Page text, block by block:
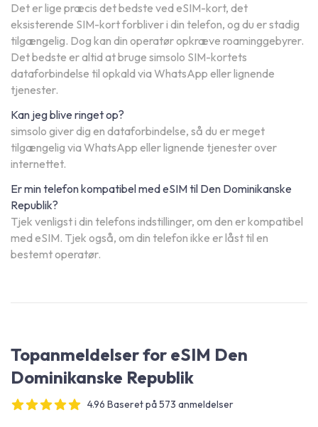
Det er lige præcis det bedste ved eSIM-kort, det
eksisterende SIM-kort forbliver i din telefon, og du er stadig
tilgængelig. Dog kan din operatør opkræve roaminggebyrer.
Det bedste er altid at bruge simsolo SIM-kortets
dataforbindelse til opkald via WhatsApp eller lignende
tjenester.
Kan jeg blive ringet op?
simsolo giver dig en dataforbindelse, så du er meget
tilgængelig via WhatsApp eller lignende tjenester over
internettet.
Er min telefon kompatibel med eSIM til Den Dominikanske
Republik?
Tjek venligst i din telefons indstillinger, om den er kompatibel
med eSIM. Tjek også, om din telefon ikke er låst til en
bestemt operatør.
Topanmeldelser for eSIM Den
Dominikanske Republik
4.96 Baseret på 573 anmeldelser